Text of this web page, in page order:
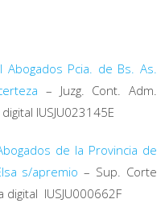
Pcia. de Bs. As.
– Juzg. Cont. Adm.
IUSJU023145E
de la Provincia de
s/apremio – Sup. Corte
digital IUSJU000662F